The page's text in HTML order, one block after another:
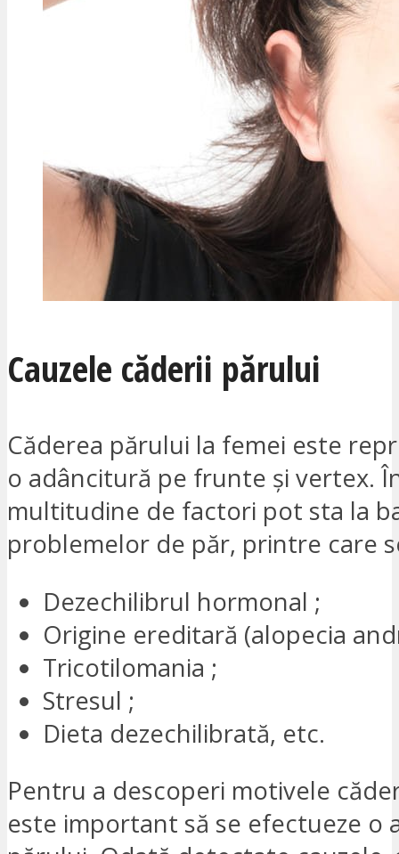
Cauzele căderii părului
Căderea părului la femei este
o adâncitură pe frunte și vertex.
multitudine de factori pot sta la
problemelor de păr, printre care
Dezechilibrul hormonal ;
Origine ereditară (alopecia
Tricotilomania ;
Stresul ;
Dieta dezechilibrată, etc.
Pentru a descoperi motivele
este important să se efectueze o